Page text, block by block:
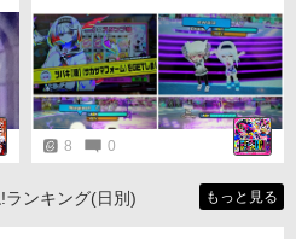
行を見て『すごすぎる…！』と声
が漏れるなど。
8 0
ランキング(日別) もっと見る